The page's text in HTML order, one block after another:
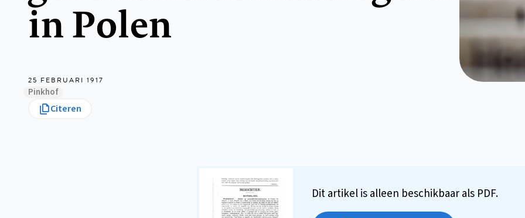
in Polen
25 FEBRUARI 1917
Pinkhof
Citeren
Dit artikel is alleen beschikbaar als PDF.